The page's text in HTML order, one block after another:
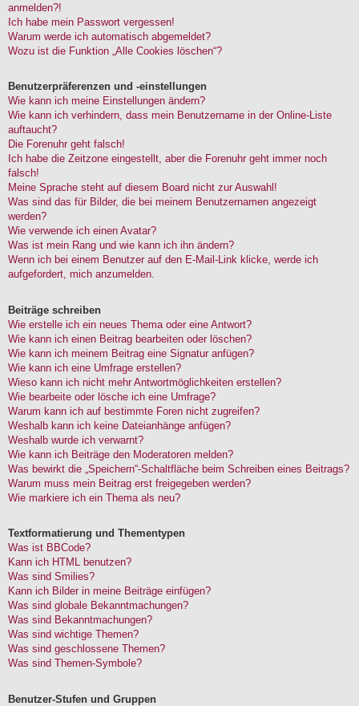
anmelden?!
Ich habe mein Passwort vergessen!
Warum werde ich automatisch abgemeldet?
Wozu ist die Funktion „Alle Cookies löschen“?
Benutzerpräferenzen und -einstellungen
Wie kann ich meine Einstellungen ändern?
Wie kann ich verhindern, dass mein Benutzername in der Online-Liste
auftaucht?
Die Forenuhr geht falsch!
Ich habe die Zeitzone eingestellt, aber die Forenuhr geht immer noch
falsch!
Meine Sprache steht auf diesem Board nicht zur Auswahl!
Was sind das für Bilder, die bei meinem Benutzernamen angezeigt
werden?
Wie verwende ich einen Avatar?
Was ist mein Rang und wie kann ich ihn ändern?
Wenn ich bei einem Benutzer auf den E-Mail-Link klicke, werde ich
aufgefordert, mich anzumelden.
Beiträge schreiben
Wie erstelle ich ein neues Thema oder eine Antwort?
Wie kann ich einen Beitrag bearbeiten oder löschen?
Wie kann ich meinem Beitrag eine Signatur anfügen?
Wie kann ich eine Umfrage erstellen?
Wieso kann ich nicht mehr Antwortmöglichkeiten erstellen?
Wie bearbeite oder lösche ich eine Umfrage?
Warum kann ich auf bestimmte Foren nicht zugreifen?
Weshalb kann ich keine Dateianhänge anfügen?
Weshalb wurde ich verwarnt?
Wie kann ich Beiträge den Moderatoren melden?
Was bewirkt die „Speichern“-Schaltfläche beim Schreiben eines Beitrags?
Warum muss mein Beitrag erst freigegeben werden?
Wie markiere ich ein Thema als neu?
Textformatierung und Thementypen
Was ist BBCode?
Kann ich HTML benutzen?
Was sind Smilies?
Kann ich Bilder in meine Beiträge einfügen?
Was sind globale Bekanntmachungen?
Was sind Bekanntmachungen?
Was sind wichtige Themen?
Was sind geschlossene Themen?
Was sind Themen-Symbole?
Benutzer-Stufen und Gruppen